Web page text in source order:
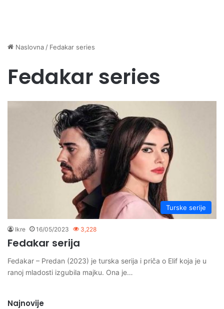
Naslovna / Fedakar series
Fedakar series
Turske serije
Ikre 16/05/2023 3,228
Fedakar serija
Fedakar – Predan (2023) je turska serija i priča o Elif koja je u
ranoj mladosti izgubila majku. Ona je…
Najnovije